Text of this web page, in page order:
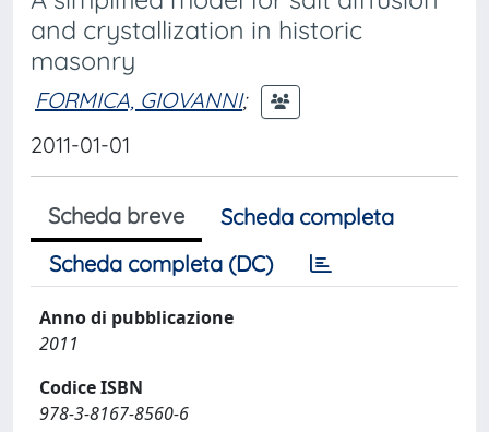
and crystallization in historic
masonry
FORMICA, GIOVANNI;
2011-01-01
Scheda breve
Scheda completa
Scheda completa (DC)
Anno di pubblicazione
2011
Codice ISBN
978-3-8167-8560-6